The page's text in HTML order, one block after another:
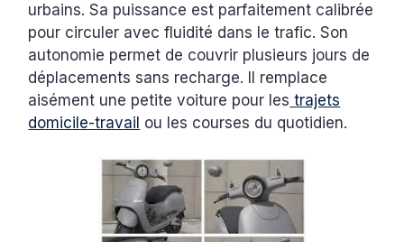
urbains. Sa puissance est parfaitement calibrée
pour circuler avec fluidité dans le trafic. Son
autonomie permet de couvrir plusieurs jours de
déplacements sans recharge. Il remplace
aisément une petite voiture pour les trajets
domicile-travail ou les courses du quotidien.